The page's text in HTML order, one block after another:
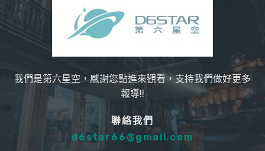
我們是第六星空，感謝您點進來觀看，支持我們做好更多
報導!!
聯絡我們
d6star66@gmail.com